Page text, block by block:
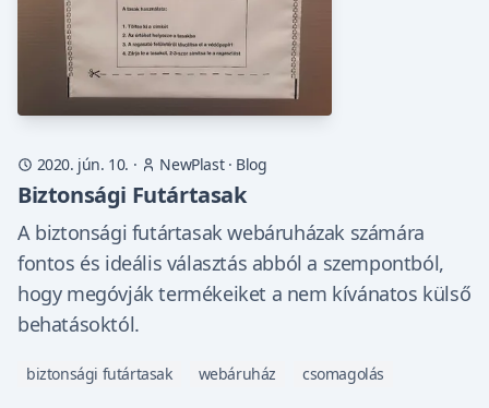
2020. jún. 10. · NewPlast· Blog
Biztonsági Futártasak
A biztonsági futártasak webáruházak számára
fontos és ideális választás abból a szempontból,
hogy megóvják termékeiket a nem kívánatos külső
behatásoktól.
biztonsági futártasak webáruház csomagolás